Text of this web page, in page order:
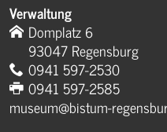
Verwaltung
Domplatz 6
93047 Regensburg
0941 597-2530
0941 597-2585
museum@bistum-